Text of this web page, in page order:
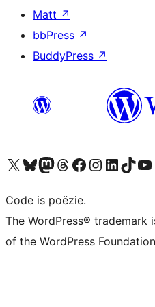
Matt ↗
bbPress ↗
BuddyPress ↗
Bezoek ons X (voorheen Twitter) account
Bezoek ons Bluesky account
Bezoek ons Mastodon account
Bezoek ons Threads account
Onze Facebook pagina bezoeken
Bezoek ons Instagram account
Bezoek ons LinkedIn
Bezoek onsBezoek
Code is poëzie.
The WordPress®
of the WordPress